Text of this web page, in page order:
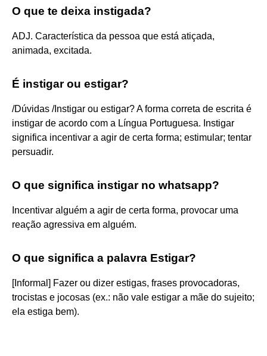
O que te deixa instigada?
ADJ. Característica da pessoa que está atiçada,
animada, excitada.
É instigar ou estigar?
/Dúvidas /Instigar ou estigar? A forma correta de escrita é
instigar de acordo com a Língua Portuguesa. Instigar
significa incentivar a agir de certa forma; estimular; tentar
persuadir.
O que significa instigar no whatsapp?
Incentivar alguém a agir de certa forma, provocar uma
reação agressiva em alguém.
O que significa a palavra Estigar?
[Informal] Fazer ou dizer estigas, frases provocadoras,
trocistas e jocosas (ex.: não vale estigar a mãe do sujeito;
ela estiga bem).